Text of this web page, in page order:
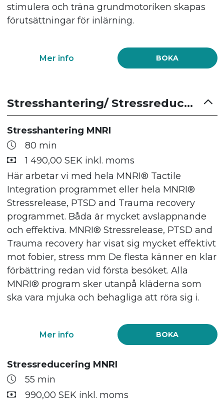
stimulera och träna grundmotoriken skapas
förutsättningar för inlärning.
BOKA
Mer info
Stresshantering/ Stressreducering
Stresshantering MNRI
80 min
1 490,00 SEK inkl. moms
Här arbetar vi med hela MNRI® Tactile
Integration programmet eller hela MNRI®
Stressrelease, PTSD and Trauma recovery
programmet. Båda är mycket avslappnande
och effektiva. MNRI® Stressrelease, PTSD and
Trauma recovery har visat sig mycket effektivt
mot fobier, stress mm De flesta känner en klar
förbättring redan vid första besöket. Alla
MNRI® program sker utanpå kläderna som
ska vara mjuka och behagliga att röra sig i.
BOKA
Mer info
Stressreducering MNRI
55 min
990,00 SEK inkl. moms